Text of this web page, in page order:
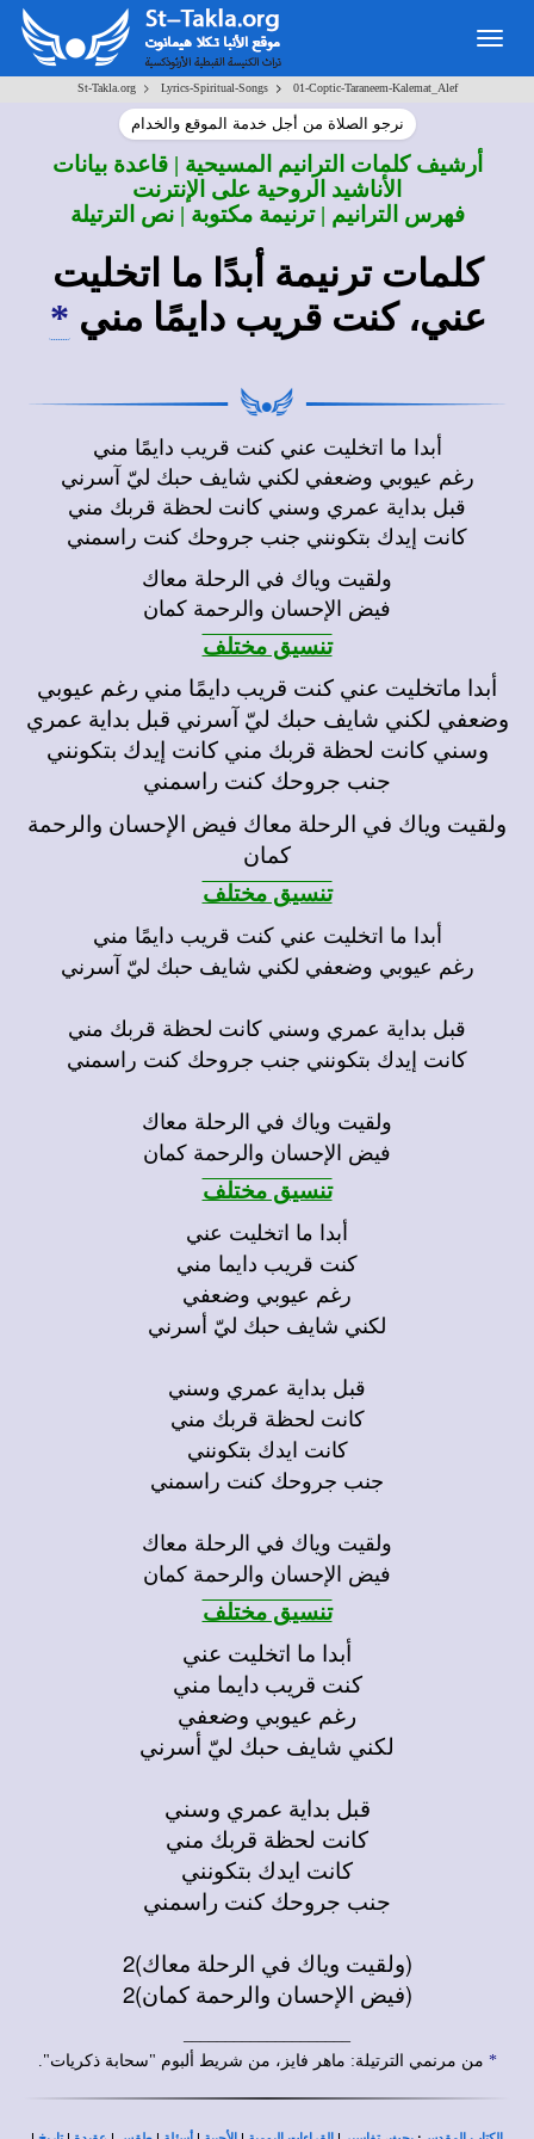
St-Takla.org> Lyrics-Spiritual-Songs> 01-Coptic-Taraneem-Kalemat_Alef
نرجو الصلاة من أجل خدمة الموقع والخدام
أرشيف كلمات الترانيم المسيحية | قاعدة بيانات
الأناشيد الروحية على الإنترنت
فهرس الترانيم | ترنيمة مكتوبة | نص الترتيلة
كلمات ترنيمة أبدًا ما اتخليت
عني، كنت قريب دايمًا مني *
أبدا ما اتخليت عني كنت قريب دايمًا مني
رغم عيوبي وضعفي لكني شايف حبك ليّ آسرني
قبل بداية عمري وسني كانت لحظة قربك مني
كانت إيدك بتكونني جنب جروحك كنت راسمني
ولقيت وياك في الرحلة معاك
فيض الإحسان والرحمة كمان
تنسيق مختلف
أبدا ماتخليت عني كنت قريب دايمًا مني رغم عيوبي
وضعفي لكني شايف حبك ليّ آسرني قبل بداية عمري
وسني كانت لحظة قربك مني كانت إيدك بتكونني
جنب جروحك كنت راسمني
ولقيت وياك في الرحلة معاك فيض الإحسان والرحمة
كمان
تنسيق مختلف
أبدا ما اتخليت عني كنت قريب دايمًا مني
رغم عيوبي وضعفي لكني شايف حبك ليّ آسرني
قبل بداية عمري وسني كانت لحظة قربك مني
كانت إيدك بتكونني جنب جروحك كنت راسمني
ولقيت وياك في الرحلة معاك
فيض الإحسان والرحمة كمان
تنسيق مختلف
أبدا ما اتخليت عني
كنت قريب دايما مني
رغم عيوبي وضعفي
لكني شايف حبك ليّ أسرني
قبل بداية عمري وسني
كانت لحظة قربك مني
كانت ايدك بتكونني
جنب جروحك كنت راسمني
ولقيت وياك في الرحلة معاك
فيض الإحسان والرحمة كمان
تنسيق مختلف
أبدا ما اتخليت عني
كنت قريب دايما مني
رغم عيوبي وضعفي
لكني شايف حبك ليّ أسرني
قبل بداية عمري وسني
كانت لحظة قربك مني
كانت ايدك بتكونني
جنب جروحك كنت راسمني
(ولقيت وياك في الرحلة معاك)2
(فيض الإحسان والرحمة كمان)2
* من مرنمي الترتيلة: ماهر فايز، من شريط ألبوم "سحابة ذكريات".